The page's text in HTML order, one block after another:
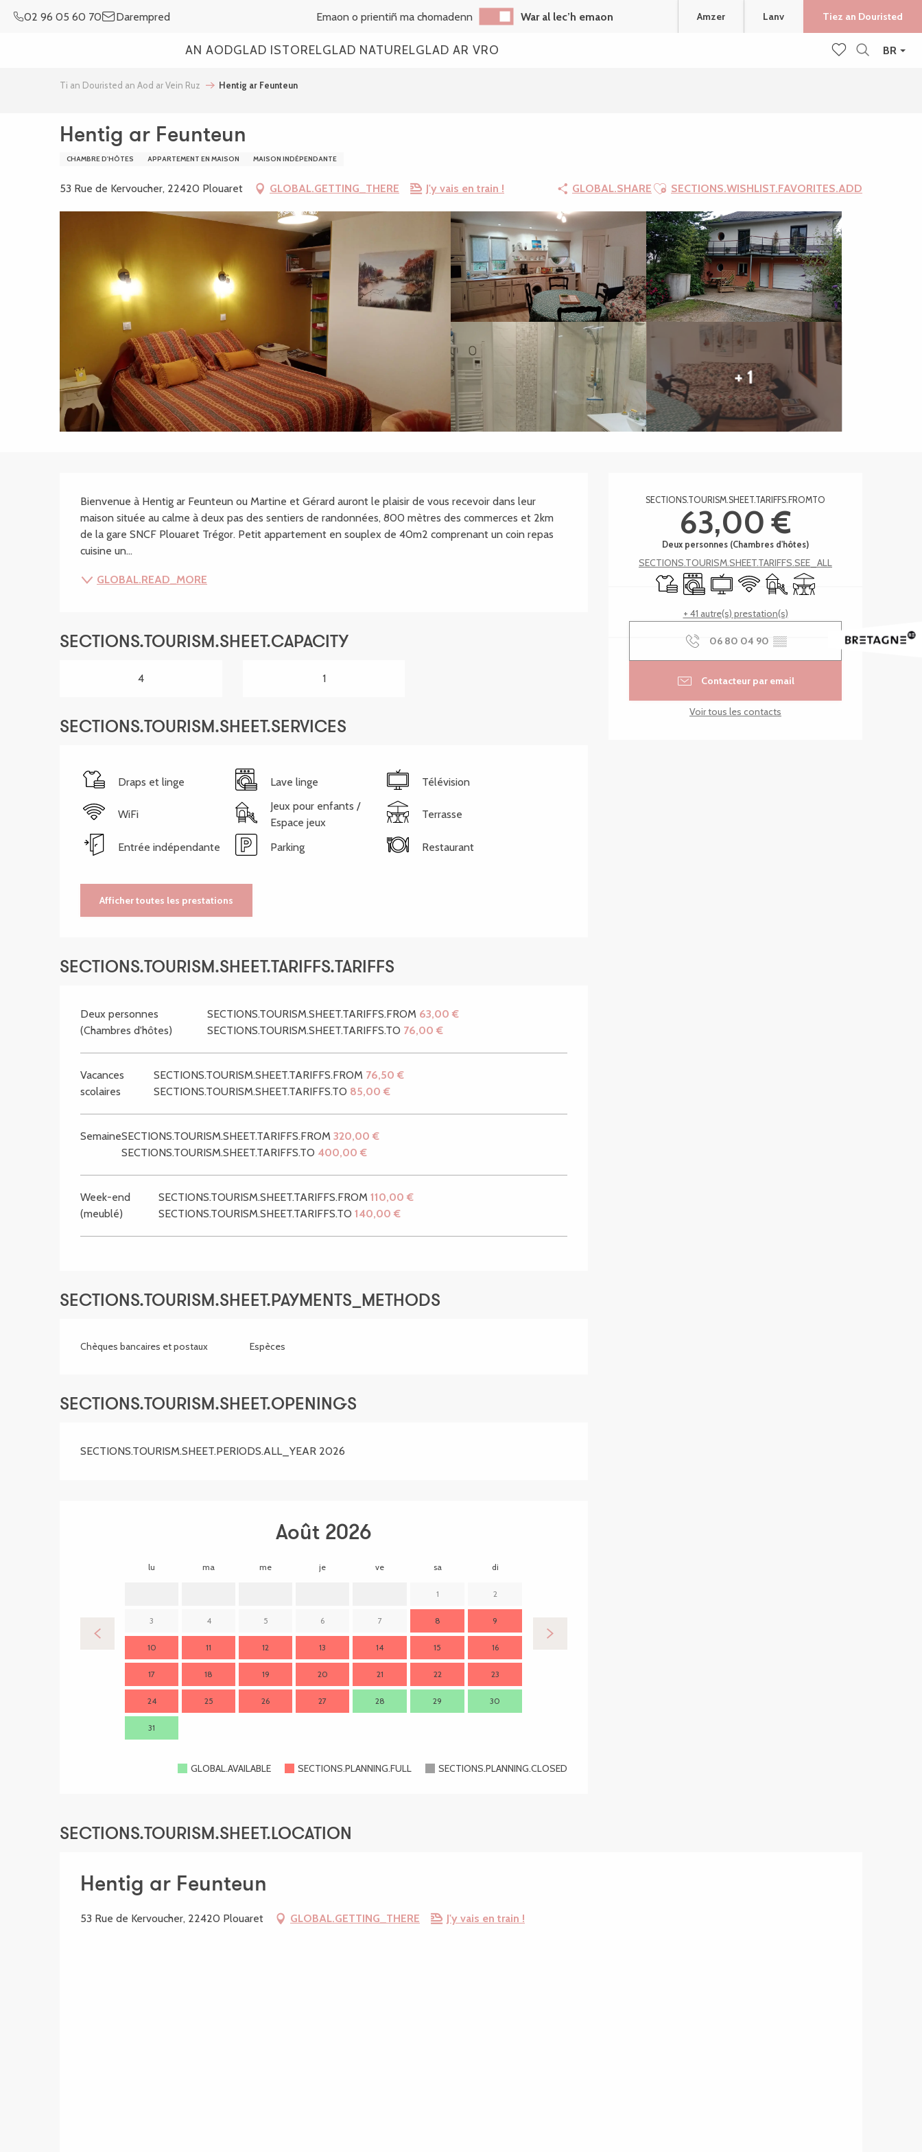
BR
02 96 05 60 70 Darempred Emaon o prientiñ ma chomadenn War al lec’h emaon Amzer Lanv Tiez an Douristed
AN AODGLAD ISTORELGLAD NATURELGLAD AR VRO
Ti an Douristed an Aod ar Vein Ruz Hentig ar Feunteun
Hentig ar Feunteun
CHAMBRE D'HÔTES APPARTEMENT EN MAISON MAISON INDÉPENDANTE
53 Rue de Kervoucher, 22420 Plouaret GLOBAL.GETTING_THERE J'y vais en train ! GLOBAL.SHARE Ajouter aux favoris
SECTIONS.WISHLIST.FAVORITES.ADD
+ 1
Ouverture et
SECTIONS.TOURISM.SHEET.TARIFFS.FROMTO
63,00 €
Deux personnes (Chambres d'hôtes)
SECTIONS.TOURISM.SHEET.TARIFFS.SEE_ALL
Draps et linge
Lave lingeTélévision
WiFi Jeux pour enfants / Espace jeux
Terrasse
+ 41 autre(s) prestation(s)
06 80 04 90 ▒▒
Contacteur par email
Voir tous les contacts
SECTIONS.TOURISM.SHEET.DESCRIPTION
Bienvenue à Hentig ar Feunteun ou Martine et Gérard auront le plaisir de vous recevoir dans leur
maison située au calme à deux pas des sentiers de randonnées, 800 mètres des commerces et 2km
de la gare SNCF Plouaret Trégor. Petit appartement en souplex de 40m2 comprenant un coin repas
cuisine un...
GLOBAL.READ_MORE
SECTIONS.TOURISM.SHEET.CAPACITY
4 1
SECTIONS.TOURISM.SHEET.SERVICES
Draps et linge Lave linge Télévision
WiFi
Jeux pour enfants /
Espace jeux
Terrasse
Entrée indépendante Parking Restaurant
Afficher toutes les prestations
SECTIONS.TOURISM.SHEET.TARIFFS.TARIFFS
Deux personnes
(Chambres d'hôtes)
SECTIONS.TOURISM.SHEET.TARIFFS.FROM 63,00 €
SECTIONS.TOURISM.SHEET.TARIFFS.TO 76,00 €
Vacances
scolaires
SECTIONS.TOURISM.SHEET.TARIFFS.FROM 76,50 €
SECTIONS.TOURISM.SHEET.TARIFFS.TO 85,00 €
SemaineSECTIONS.TOURISM.SHEET.TARIFFS.FROM320,00 €
SECTIONS.TOURISM.SHEET.TARIFFS.TO 400,00 €
Week-end
(meublé)
SECTIONS.TOURISM.SHEET.TARIFFS.FROM 110,00 €
SECTIONS.TOURISM.SHEET.TARIFFS.TO 140,00 €
SECTIONS.TOURISM.SHEET.PAYMENTS_METHODS
Chèques bancaires et postaux Espèces
SECTIONS.TOURISM.SHEET.OPENINGS
SECTIONS.TOURISM.SHEET.PERIODS.ALL_YEAR 2026
Août 2026
lu ma me je ve sa di
1 2
3 4 5 6 7 8 9
10 11 12 13 14 15 16
17 18 19 20 21 22 23
24 25 26 27 28 29 30
31
GLOBAL.AVAILABLE SECTIONS.PLANNING.FULL SECTIONS.PLANNING.CLOSED
SECTIONS.TOURISM.SHEET.LOCATION
Hentig ar Feunteun
53 Rue de Kervoucher, 22420 Plouaret GLOBAL.GETTING_THERE J'y vais en train !